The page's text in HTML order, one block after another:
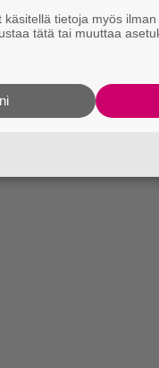
tietoja myös
tätä tai muuttaa